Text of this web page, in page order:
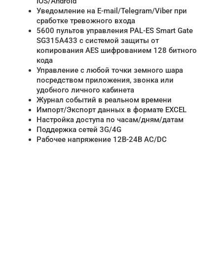
Уведомление на E-mail/Telegram/Viber при
сработке тревожного входа
5600 пультов управления PAL-ES Smart Gate
SG315A433 с системой защиты от
копирования AES шифрованием 128 битного
кода
Управление с любой точки земного шара
посредством приложения, звонка или
удобного личного кабинета
Журнал событий в реальном времени
Импорт/Экспорт данных в формате EXCEL
Настройка доступа по часам/дням/датам
Поддержка сетей 3G/4G
Рабочее напряжение 12В-24В AC/DC